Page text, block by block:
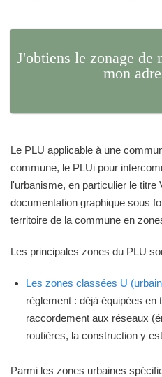
J'obtiens le zonage de
mon
Le PLU applicable à une
commune, le PLUi pour
l'urbanisme, en particulier le
documentation graphique sous
territoire de la commune en
Les principales zones du PLU
Les zones classées U
règlement : déjà équipées
raccordement aux réseaux
routières, la construction y
Parmi les zones urbaines